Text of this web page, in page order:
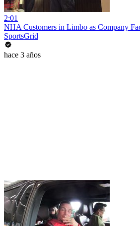
2:01
NHA Customers in Limbo as Company
SportsGrid
hace 3 años